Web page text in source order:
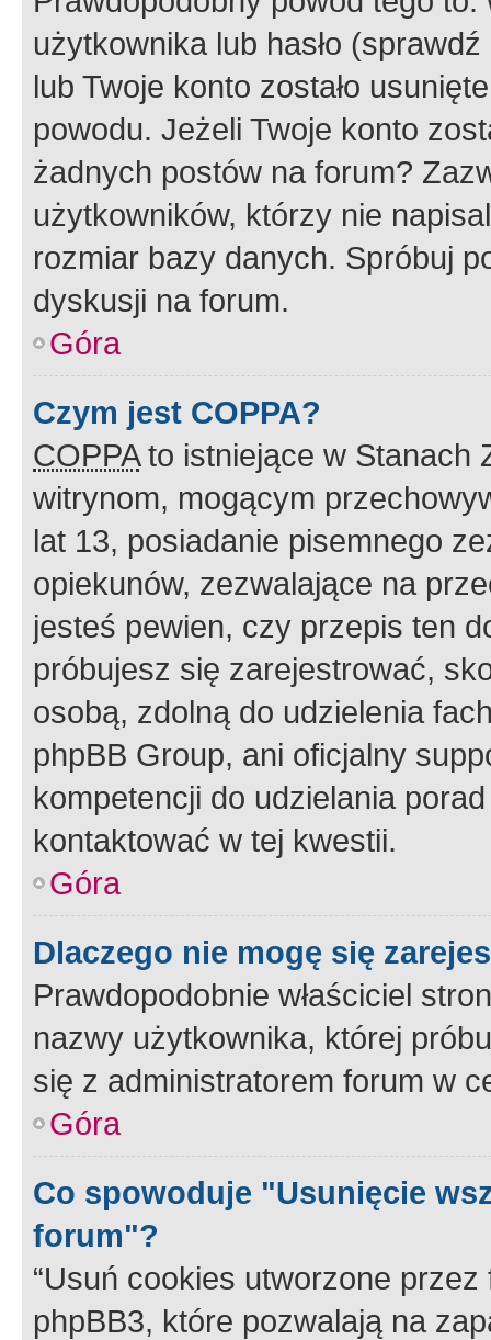
użytkownika lub hasło
lub Twoje konto zostało
powodu. Jeżeli Twoje konto
żadnych postów na forum?
użytkowników, którzy nie
rozmiar bazy danych. Spróbuj
dyskusji na forum.
Góra
Czym jest COPPA?
COPPAto istniejące w Stanach
witrynom, mogącym
lat 13, posiadanie pisemnego
opiekunów, zezwalające na
jesteś pewien, czy przepis ten
próbujesz się zarejestrować,
osobą, zdolną do udzielenia
phpBB Group, ani oficjalny
kompetencji do udzielania
kontaktować w tej kwestii.
Góra
Dlaczego nie mogę się
Prawdopodobnie właściciel
nazwy użytkownika, której
się z administratorem forum w
Góra
Co spowoduje "Usunięcie
forum"?
“Usuń cookies utworzone
phpBB3, które pozwalają na